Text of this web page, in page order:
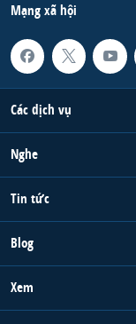
Mạng xã hội
Các dịch vụ
Nghe
Tin tức
Blog
Xem